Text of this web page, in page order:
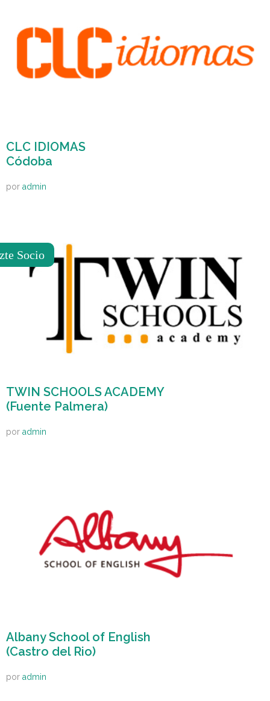
CLC IDIOMAS
Códoba
por admin
TWIN SCHOOLS ACADEMY
(Fuente Palmera)
por admin
Albany School of English
(Castro del Rio)
por admin
Socio